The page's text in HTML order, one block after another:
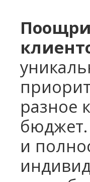
П
разное
бюджет.
и